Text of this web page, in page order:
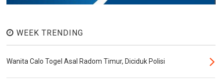
WEEK TRENDING
Wanita Calo Togel Asal Radom Timur, Diciduk Polisi